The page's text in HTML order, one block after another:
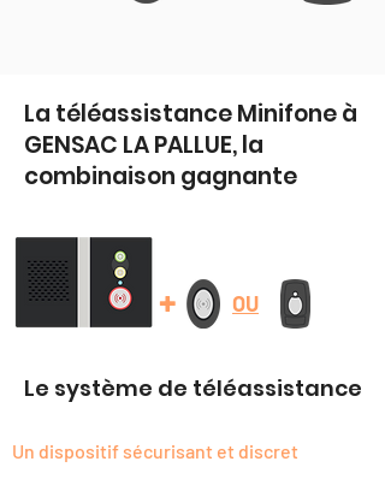
La téléassistance Minifone à
GENSAC LA PALLUE, la
combinaison gagnante
+ OU
Le système de téléassistance
Un dispositif sécurisant et discret